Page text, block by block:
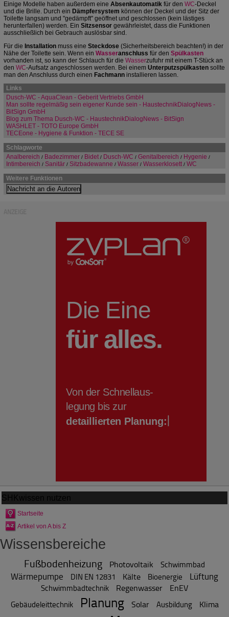
Einige Modelle haben außerdem eine Absenkautomatik für den WC-Deckel
und die Brille. Durch ein Dämpfersystem können der Deckel und der Sitz der
Toilette langsam und "gedämpft" geöffnet und geschlossen (kein lästiges
herunterfallen) werden. Ein Sitzsensor gewährleistet, dass die Funktionen
ausschließlich bei Gebrauch auslösbar sind.
Für die Installation muss eine Steckdose (Sicherheitsbereich beachten!) in der
Nähe der Toilette sein. Wenn ein Wasseranschluss für den Spülkasten
vorhanden ist, so kann der Schlauch für die Wasserzufuhr mit einem T-Stück an
den WC-Aufsatz angeschlossen werden. Bei einem Unterputzspülkasten sollte
man den Anschluss durch einen Fachmann installieren lassen.
Links
Dusch-WC - AquaClean - Geberit Vertriebs GmbH
Man sollte regelmäßig sein eigener Kunde sein - HaustechnikDialogNews -
BitSign GmbH
Blog zum Thema Dusch-WC - HaustechnikDialogNews - BitSign
WASHLET - TOTO Europe GmbH
TECEone - Hygiene & Funktion - TECE SE
Schlagworte
Analbereich / Badezimmer / Bidet / Dusch-WC / Genitalbereich / Hygenie /
Intimbereich / Sanitär / Sitzbadewanne / Wasser / Wasserklosett / WC
Weitere Funktionen
SHKwissen nutzen
Startseite
Artikel von A bis Z
Wissensbereiche
Fußbodenheizung Photovoltaik Schwimmbad
Wärmepumpe DIN EN 12831 Kälte Bioenergie Lüftung
Schwimmbadtechnik Regenwasser EnEV
Gebäudeleittechnik Planung Solar Ausbildung Klima